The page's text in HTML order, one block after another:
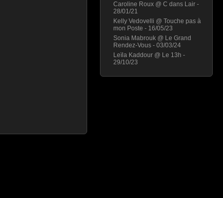
Caroline Roux @ C dans Lair -
28/01/21
Kelly Vedovelli @ Touche pas à
mon Poste - 16/05/23
Sonia Mabrouk @ Le Grand
Rendez-Vous - 03/03/24
Leïla Kaddour @ Le 13h -
29/10/23